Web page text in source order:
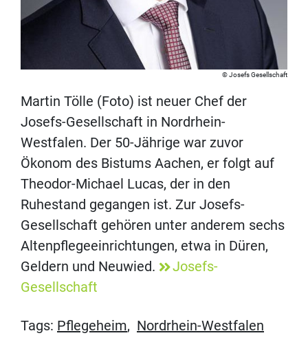
Josefs Gesellschaft
Martin Tölle (Foto) ist neuer Chef der
Josefs-Gesellschaft in Nordrhein-
Westfalen. Der 50-Jährige war zuvor
Ökonom des Bistums Aachen, er folgt auf
Theodor-Michael Lucas, der in den
Ruhestand gegangen ist. Zur Josefs-
Gesellschaft gehören unter anderem sechs
Altenpflegeeinrichtungen, etwa in Düren,
Geldern und Neuwied.
Josefs-
Gesellschaft
Tags: Pflegeheim, Nordrhein-Westfalen